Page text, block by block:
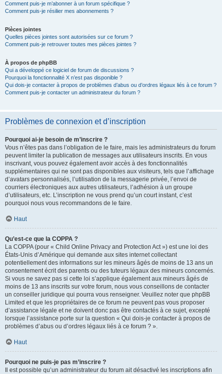
Comment puis-je m’abonner à un forum spécifique ?
Comment puis-je résilier mes abonnements ?
Pièces jointes
Quelles pièces jointes sont autorisées sur ce forum ?
Comment puis-je retrouver toutes mes pièces jointes ?
À propos de phpBB
Qui a développé ce logiciel de forum de discussions ?
Pourquoi la fonctionnalité X n’est pas disponible ?
Qui dois-je contacter à propos de problèmes d’abus ou d’ordres légaux liés à ce forum ?
Comment puis-je contacter un administrateur du forum ?
Problèmes de connexion et d’inscription
Pourquoi ai-je besoin de m’inscrire ?
Vous n’êtes pas dans l’obligation de le faire, mais les administrateurs du forum
peuvent limiter la publication de messages aux utilisateurs inscrits. En vous
inscrivant, vous pouvez également avoir accès à des fonctionnalités
supplémentaires qui ne sont pas disponibles aux visiteurs, tels que l’affichage
d’avatars personnalisés, l’utilisation de la messagerie privée, l’envoi de
courriers électroniques aux autres utilisateurs, l’adhésion à un groupe
d’utilisateurs, etc. L’inscription ne vous prend qu’un court instant, c’est
pourquoi nous vous recommandons de le faire.
Haut
Qu’est-ce que la COPPA ?
La COPPA (pour « Child Online Privacy and Protection Act ») est une loi des
États-Unis d’Amérique qui demande aux sites internet collectant
potentiellement des informations sur les mineurs âgés de moins de 13 ans un
consentement écrit des parents ou des tuteurs légaux des mineurs concernés.
Si vous ne savez pas si cette loi s’applique également aux mineurs âgés de
moins de 13 ans inscrits sur votre forum, nous vous conseillons de contacter
un conseiller juridique qui pourra vous renseigner. Veuillez noter que phpBB
Limited et que les propriétaires de ce forum ne peuvent pas vous proposer
d’assistance légale et ne doivent donc pas être contactés à ce sujet, excepté
lorsque l’assistance porte sur la question « Qui dois-je contacter à propos de
problèmes d’abus ou d’ordres légaux liés à ce forum ? ».
Haut
Pourquoi ne puis-je pas m’inscrire ?
Il est possible qu’un administrateur du forum ait désactivé les inscriptions afin